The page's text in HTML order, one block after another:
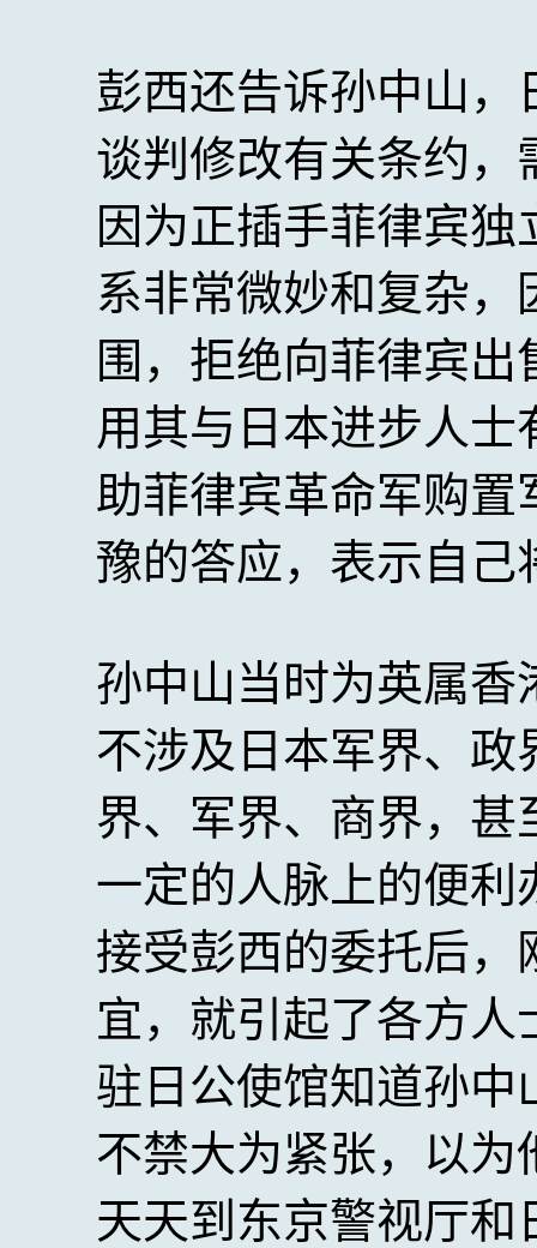
彭西还告诉孙中山
谈判修改有关条约
因为正插手菲律宾
系非常微妙和复杂
围，拒绝向菲律宾
用其与日本进步人
助菲律宾革命军购
豫的答应，表示自己
孙中山当时为英属
不涉及日本军界、
界、军界、商界，
一定的人脉上的便
接受彭西的委托后
宜，就引起了各方
驻日公使馆知道孙
不禁大为紧张，以
天天到东京警视厅